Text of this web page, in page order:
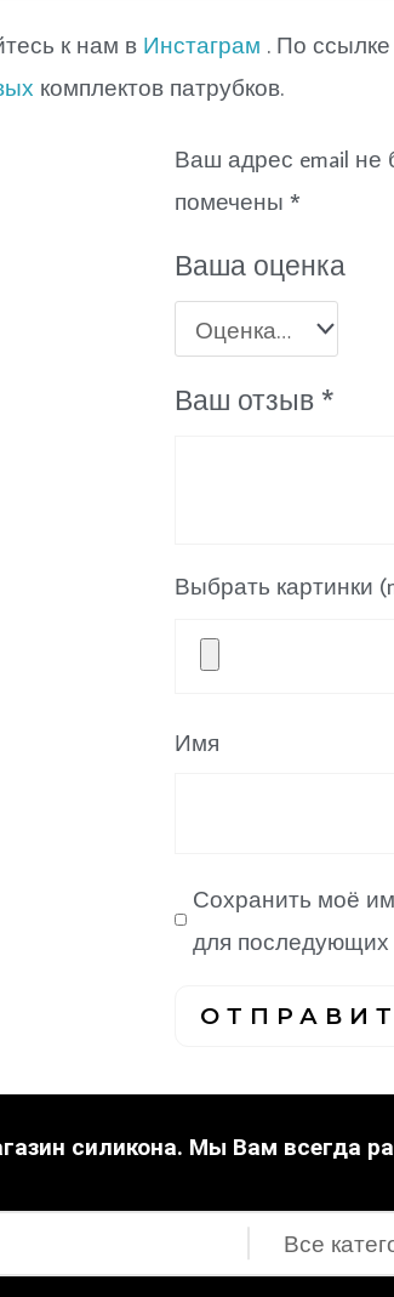
16
к нам в Инстаграм . По
комплектов патрубков.
Ваш адрес email не
помечены*
Ваша оценка
Ваш отзыв *
Выбрать картинки
Имя
Сохранить моё
для
силикона. Мы Вам всегда